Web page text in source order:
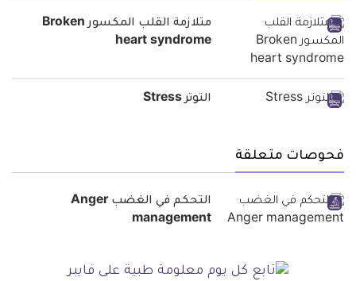
متلازمة القلب المكسور Broken
heart syndrome
التوتر Stress
فحوصات متعلقة
التحكم في الغضب Anger
management